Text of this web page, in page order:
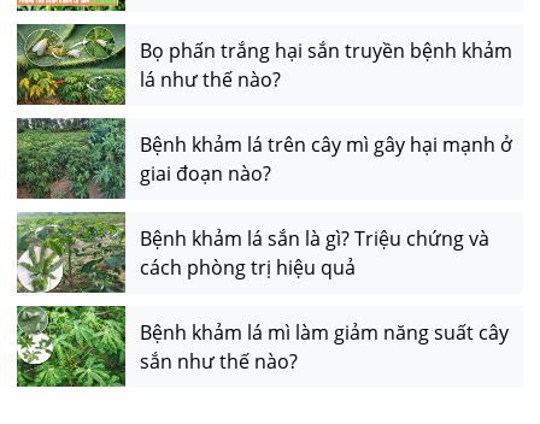
Bọ phấn trắng hại sắn truyền bệnh khảm
lá như thế nào?
Bệnh khảm lá trên cây mì gây hại mạnh ở
giai đoạn nào?
Bệnh khảm lá sắn là gì? Triệu chứng và
cách phòng trị hiệu quả
Bệnh khảm lá mì làm giảm năng suất cây
sắn như thế nào?